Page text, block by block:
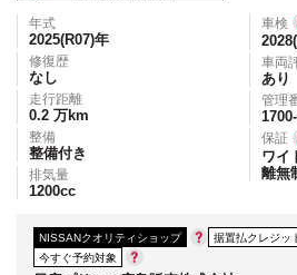
年式
2025(R07)年
修復歴
なし
走行距離
0.2 万km
整備
整備付き
排気量
1200cc
車検
車両
あり
管理
保証
ワイ
離無
NISSANクオリティショップ
据置払クレジッ
今すぐ予約対象